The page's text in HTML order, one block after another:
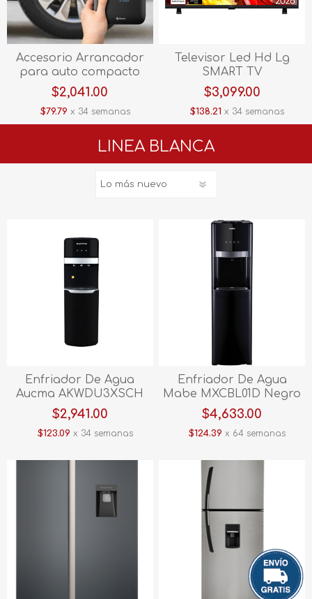
Accesorio Arrancador
para auto compacto
inflador de llantas,
power bank y linterna
LED PB-CAR
$2,041.00
$79.79 x 34 semanas
Televisor Led Hd Lg
SMART TV
32LB660BPSB.AWM 32"
$3,099.00
$138.21 x 34 semanas
LINEA BLANCA
Enfriador De Agua
Aucma AKWDU3XSCH
Negro
$2,941.00
$123.09 x 34 semanas
Enfriador De Agua
Mabe MXCBL01D Negro
$4,633.00
$124.39 x 64 semanas